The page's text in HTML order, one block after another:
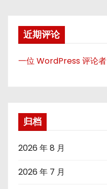
近期评论
一位 WordPress 评论者
归档
2026 年 8 月
2026 年 7 月